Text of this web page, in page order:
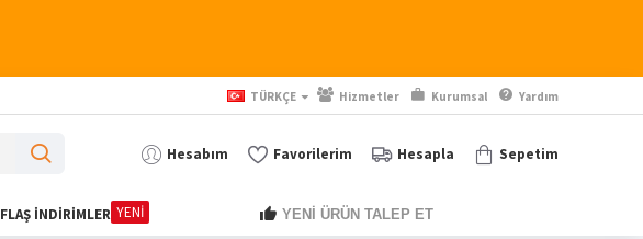
TÜRKÇE Hizmetler Kurumsal Yardım
Hesabım Favorilerim Hesapla Sepetim
FLAŞ İNDİRİMLER YENİ YENİ ÜRÜN TALEP ET